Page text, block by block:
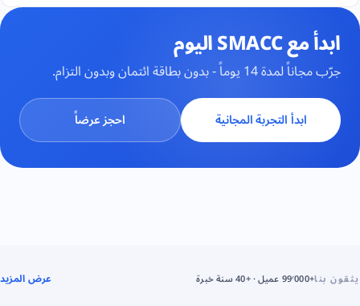
ابدأ مع SMACC اليوم
جرّب مجاناً لمدة 14 يوماً - بدون بطاقة ائتمان وبدون التزام.
ابدأ التجربة المجانية احجز عرضاً
بنا+99٬000 عميل · +40 سنة خبرة عرض المزيد